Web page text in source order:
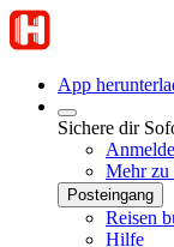
App
Sichere dir
Mehr zu
Posteingang
Reisen
Hilfe